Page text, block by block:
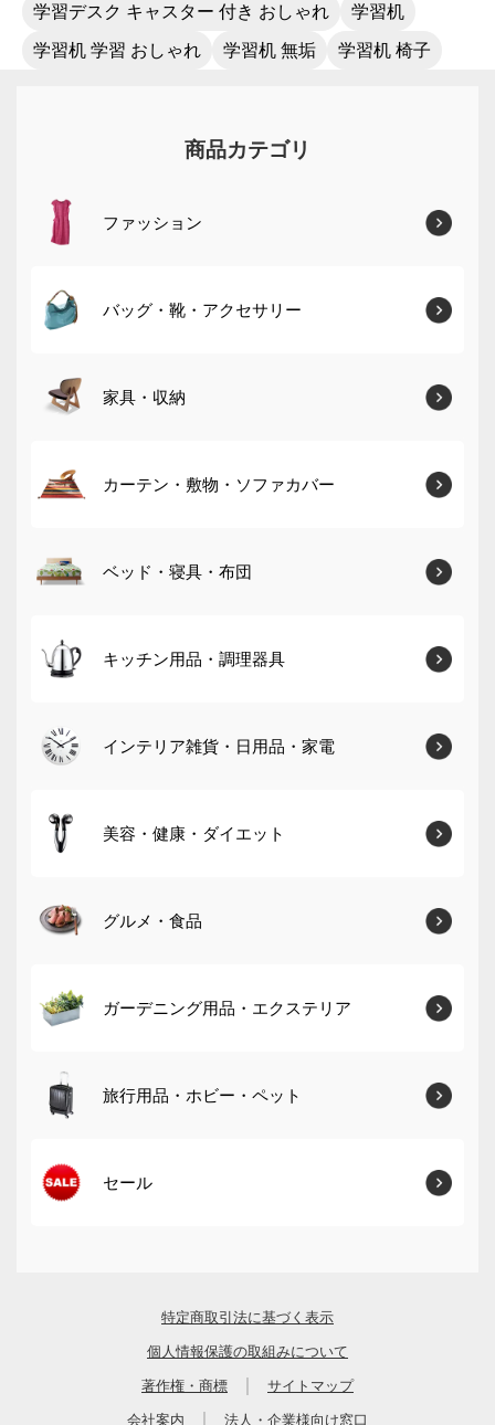
学習デスク キャスター 付き おしゃれ 学習机
学習机 学習 おしゃれ 学習机 無垢 学習机 椅子
商品カテゴリ
ファッション
バッグ・靴・アクセサリー
家具・収納
カーテン・敷物・ソファカバー
ベッド・寝具・布団
キッチン用品・調理器具
インテリア雑貨・日用品・家電
美容・健康・ダイエット
グルメ・食品
ガーデニング用品・エクステリア
旅行用品・ホビー・ペット
セール
特定商取引法に基づく表示
個人情報保護の取組みについて
著作権・商標 サイトマップ
会社案内 法人・企業様向け窓口